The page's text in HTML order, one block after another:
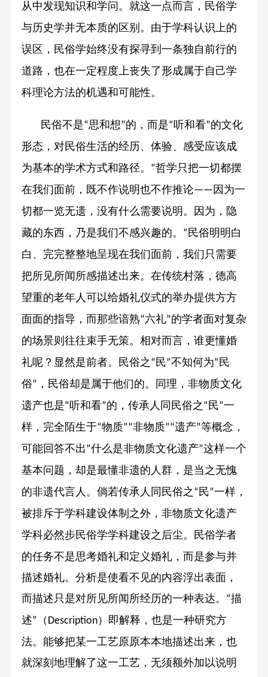
从中发现知识和学问。就这一点而言，民俗学
与历史学并无本质的区别。由于学科认识上的
误区，民俗学始终没有探寻到一条独自前行的
道路，也在一定程度上丧失了形成属于自己学
科理论方法的机遇和可能性。
民俗不是“思和想”的，而是“听和看”的文化
形态，对民俗生活的经历、体验、感受应该成
为基本的学术方式和路径。
“哲学只把一切都摆
在我们面前，既不作说明也不作推论—— 因为一
切都一览无遗，没有什么需要说明。因为，隐
藏的东西，乃是我们不感兴趣的。
”民俗明明白
白、完完整整地呈现在我们面前，我们只需要
把所见所闻所感描述出来。在传统村落，德高
望重的老年人可以给婚礼仪式的举办提供方方
面面的指导，而那些谙熟“六礼”的学者面对复杂
的场景则往往束手无策。相对而言，谁更懂婚
礼呢？显然是前者。民俗之 “民”不知何为“民
俗” ，民俗却是属于他们的。同理，非物质文化
遗产也是“听和看”的，传承人同民俗之 “民”一
样，完全陌生于“物质”“非物质”“遗产”等概念，
可能回答不出“什么是非物质文化遗产”这样一个
基本问题，却是最懂非遗的人群，是当之无愧
的非遗代言人。倘若传承人同民俗之 “民”一样，
被排斥于学科建设体制之外，非物质文化遗产
学科必然步民俗学学科建设之后尘。
民俗学者
的任务不是思考婚礼和定义婚礼，而是参与并
描述婚礼。分析是使看不见的内容浮出表面，
而描述只是对所见所闻所经历的一种表达。
“描
述” （ Description）即解释，也是一种研究方
法。能够把某一工艺原原本本地描述出来，也
就深刻地理解了这一工艺，无须额外加以说明